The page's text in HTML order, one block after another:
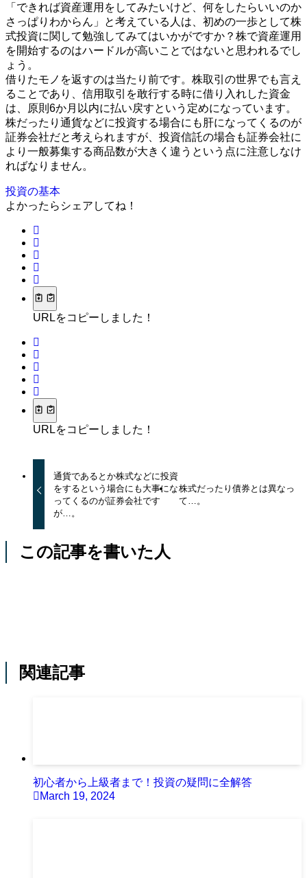
「できれば資産運用をしてみたいけど、何をしたらいいのか
さっぱりわからん」と考えている人は、初めの一歩として株
式投資に関して勉強してみてはいかがですか？株で資産運用
を開始するのはハードルが高いことではないと思われるでし
ょう。
借りたモノを返すのは当たり前です。株取引の世界でも言え
ることであり、信用取引を敢行する時に借り入れした資金
は、原則6か月以内に払い戻すという定めになっています。
株だったり通貨などに投資する場合にも肝になってくるのが
証券会社だと考えられますが、投資信託の場合も証券会社に
より一般募集する商品数が大きく違うという点に注意しなけ
ればなりません。
投資の基本
よかったらシェアしてね！
URLをコピーしました！
URLをコピーしました！
通貨であるとか株式などに投資
をするという場合にも大事にな
ってくるのが証券会社です
が…。
株式だったり債券とは異なっ
て…。
この記事を書いた人
関連記事
初心者から上級者まで！投資の疑問に全解答
March 19, 2024